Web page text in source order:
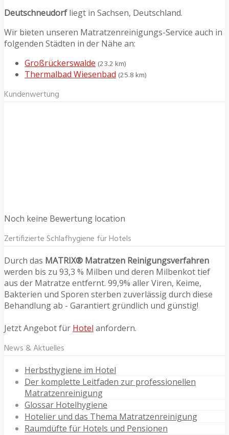
Deutschneudorfliegt in Sachsen, Deutschland.
Wir bieten unseren Matratzenreinigungs-Service auch in
folgenden Städten in der Nähe an:
Großrückerswalde (23.2 km)
Thermalbad Wiesenbad (25.8 km)
Kundenwertung
Noch keine Bewertung location
Zertifizierte Schlafhygiene für Hotels
Durch das MATRIX® Matratzen Reinigungsverfahren
werden bis zu 93,3 % Milben und deren Milbenkot tief
aus der Matratze entfernt. 99,9% aller Viren, Keime,
Bakterien und Sporen sterben zuverlässig durch diese
Behandlung ab - Garantiert gründlich und günstig!
Jetzt Angebot für Hotel anfordern.
News & Aktuelles
Herbsthygiene im Hotel
Der komplette Leitfaden zur professionellen
Matratzenreinigung
Glossar Hotelhygiene
Hotelier und das Thema Matratzenreinigung
Raumdüfte für Hotels und Pensionen